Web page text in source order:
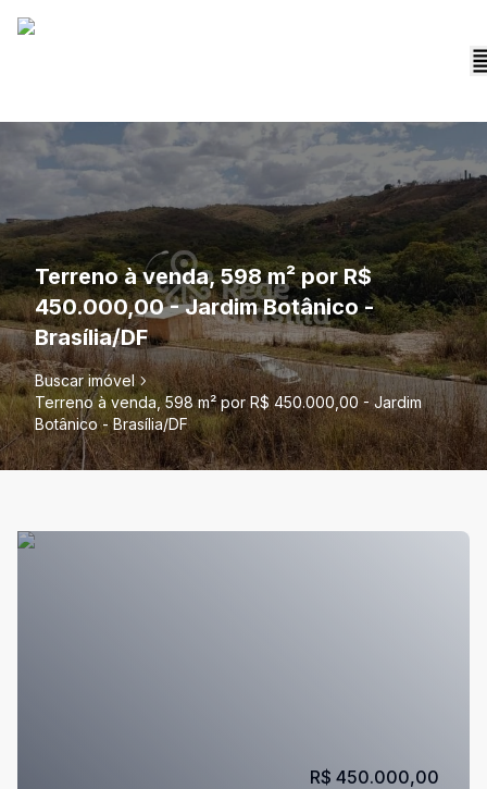
Terreno à venda, 598 m² por R$
450.000,00 - Jardim Botânico -
Brasília/DF
Buscar imóvel
Terreno à venda, 598 m² por R$ 450.000,00 - Jardim
Botânico - Brasília/DF
R$ 450.000,00